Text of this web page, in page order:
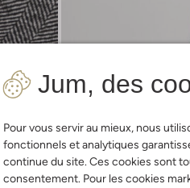
Jum, des
Pour vous servir au mieux, nous
fonctionnels et analytiques
continue du site. Ces cookies sont
consentement. Pour les cookies